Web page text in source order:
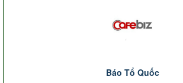
Báo Tổ Quốc